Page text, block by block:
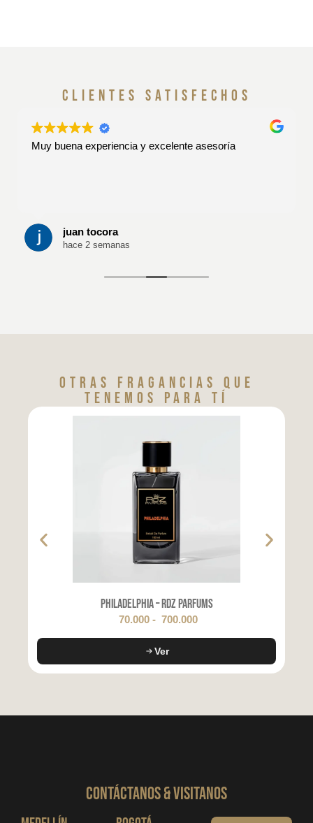
clientes satisfechos
Muy buena experiencia y excelente asesoría
juan tocora
hace 2 semanas
Otras fragancias que
tenemos para tí
Philadelphia – RDZ Parfums
70.000 - 700.000
Ver
CONTáCTanos & VISITANOS